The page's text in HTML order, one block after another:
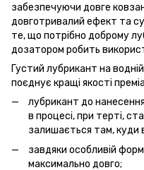
забезпечуючи довге
довготривалий ефект та
те, що потрібно доброму
дозатором робить
Густий лубрикант на
поєднує кращі якості
лубрикант до
в процесі, при терті,
залишається там, куди
завдяки особливій
максимально довго;